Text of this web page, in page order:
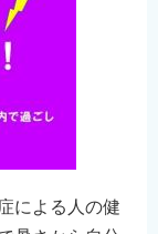
による人の健